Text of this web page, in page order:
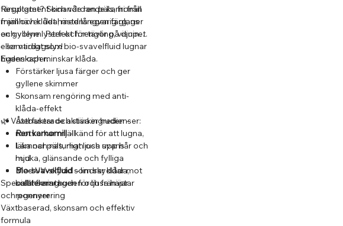
färgpigment och vårdande kamomill
framhäver det hästens egen färg, ger
en gyllene lyster och rengör på djupet
– samtidigt som bio-svavelfluid lugnar
huden och minskar klåda.
Resultatet? Skinande ren päls, fri från
mjäll och klåda, med långvarig glans
och volym. Perfekt för tävling, visning
eller vardagslyx!
Egenskaper:
Förstärker ljusa färger och ger
gyllene skimmer
Skonsam rengöring med anti-
klåda-effekt
Återfuktar och stärker huden –
motverkar mjäll
Lämnar päls, man och svans
mjuka, glänsande och fylliga
Med UV-skydd som skyddar mot
solblekning
🌿 Växtbaserade aktiva ingredienser:
Ren kamomill– känd för att lugna,
läka och naturligt ljusa upp hår och
hud
Bio-svavelfluid– lindrar klåda,
balanserar huden och främjar
regenerering
Speciellt framtagen för ljusa hästar
och ponnyer
Växtbaserad, skonsam och effektiv
formula